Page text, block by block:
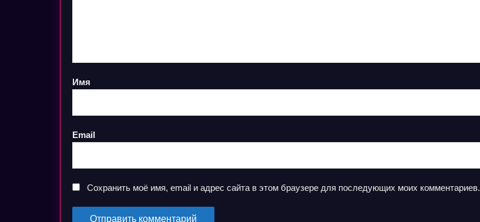
Имя
Email
Сохранить моё имя, email и адрес сайта в этом браузере для последующих моих комментариев.